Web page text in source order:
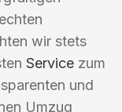
wir stets
Service zum
und
Umzug